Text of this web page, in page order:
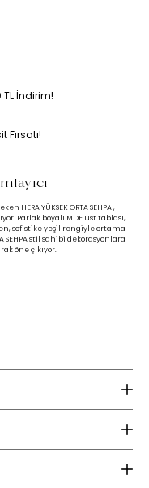
TL İndirim!
Fırsatı!
YÜKSEK ORTA SEHPA ,
Parlak boyalı MDF üst tablası,
sofistike yeşil rengiyle ortama
SEHPA stil sahibi dekorasyonlara
öne çıkıyor.